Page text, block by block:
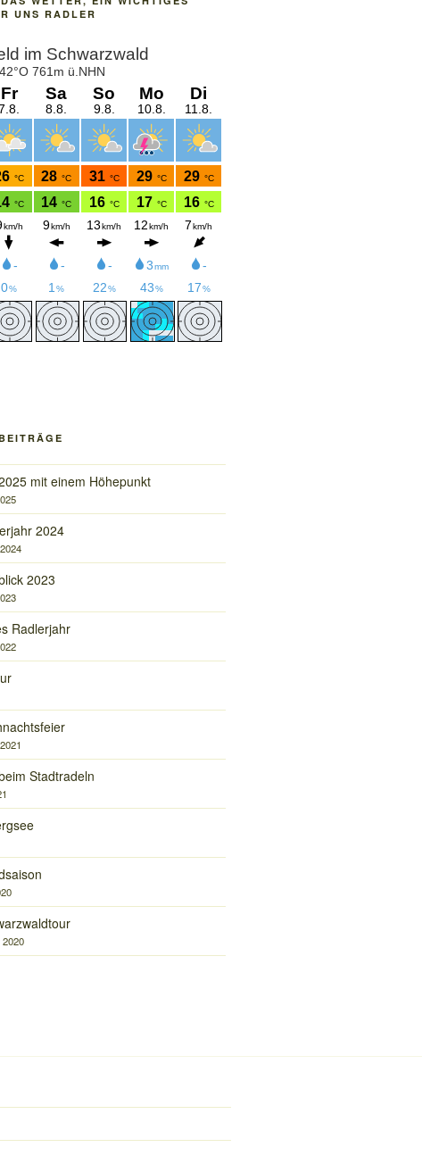
UNS RADLER
mit einem Höhepunkt
2024
2023
Radlerjahr
Stadtradeln